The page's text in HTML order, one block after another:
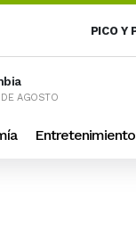
PICO Y
AGOSTO
Entretenimiento